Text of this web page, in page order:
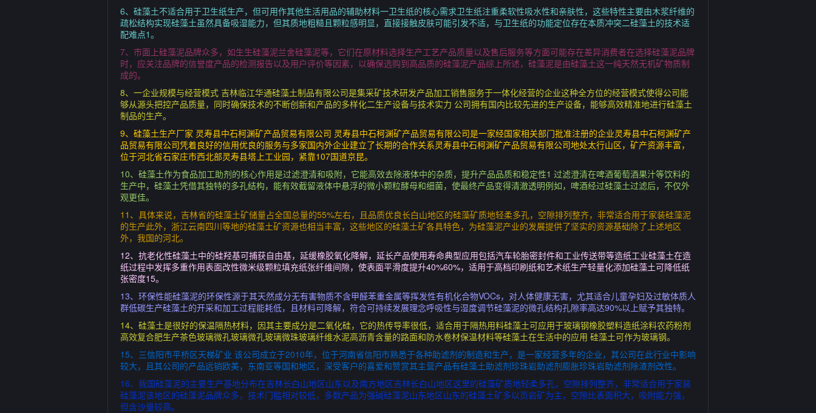
6、硅藻土不适合用于卫生纸生产，但可用作其他生活用品的辅助材料一卫生纸的核心需求卫生纸注重柔软性吸水性和亲肤性，这些特性主要由木浆纤维的
疏松结构实现硅藻土虽然具备吸湿能力，但其质地粗糙且颗粒感明显，直接接触皮肤可能引发不适，与卫生纸的功能定位存在本质冲突二硅藻土的技术适
配难点1。
7、市面上硅藻泥品牌众多，如生生硅藻泥兰舍硅藻泥等，它们在原材料选择生产工艺产品质量以及售后服务等方面可能存在差异消费者在选择硅藻泥品牌
时，应关注品牌的信誉度产品的检测报告以及用户评价等因素，以确保选购到高品质的硅藻泥产品综上所述，硅藻泥是由硅藻土这一纯天然无机矿物质制
成的。
8、一企业规模与经营模式 吉林临江华通硅藻土制品有限公司是集采矿技术研发产品加工销售服务于一体化经营的企业这种全方位的经营模式使得公司能
够从源头把控产品质量，同时确保技术的不断创新和产品的多样化二生产设备与技术实力 公司拥有国内比较先进的生产设备，能够高效精准地进行硅藻土
制品的生产。
9、硅藻土生产厂家 灵寿县中石柯渊矿产品贸易有限公司 灵寿县中石柯渊矿产品贸易有限公司是一家经国家相关部门批准注册的企业灵寿县中石柯渊矿产
品贸易有限公司凭着良好的信用优良的服务与多家国内外企业建立了长期的合作关系灵寿县中石柯渊矿产品贸易有限公司地处太行山区，矿产资源丰富，
位于河北省石家庄市西北部灵寿县塔上工业园，紧靠107国道京昆。
10、硅藻土作为食品加工助剂的核心作用是过滤澄清和吸附，它能高效去除液体中的杂质，提升产品品质和稳定性1 过滤澄清在啤酒葡萄酒果汁等饮料的
生产中，硅藻土凭借其独特的多孔结构，能有效截留液体中悬浮的微小颗粒酵母和细菌，使最终产品变得清澈透明例如，啤酒经过硅藻土过滤后，不仅外
观更佳。
11、具体来说，吉林省的硅藻土矿储量占全国总量的55%左右，且品质优良长白山地区的硅藻矿质地轻柔多孔，空隙排列整齐，非常适合用于家装硅藻泥
的生产此外，浙江云南四川等地的硅藻土矿资源也相当丰富，这些地区的硅藻土矿各具特色，为硅藻泥产业的发展提供了坚实的资源基础除了上述地区
外，我国的河北。
12、抗老化性硅藻土中的硅羟基可捕获自由基，延缓橡胶氧化降解，延长产品使用寿命典型应用包括汽车轮胎密封件和工业传送带等造纸工业硅藻土在造
纸过程中发挥多重作用表面改性微米级颗粒填充纸张纤维间隙，使表面平滑度提升40%60%，适用于高档印刷纸和艺术纸生产轻量化添加硅藻土可降低纸
张密度15。
13、环保性能硅藻泥的环保性源于其天然成分无有害物质不含甲醛苯重金属等挥发性有机化合物VOCs，对人体健康无害，尤其适合儿童孕妇及过敏体质人
群低碳生产硅藻土的开采和加工过程能耗低，且材料可降解，符合可持续发展理念呼吸性与湿度调节硅藻泥的微孔结构孔隙率高达90%以上赋予其独特。
14、硅藻土是很好的保温隔热材料，因其主要成分是二氧化硅，它的热传导率很低，适合用于隔热用料硅藻土可应用于玻璃钢橡胶塑料造纸涂料农药粉剂
高效复合肥生产茶色玻璃微孔玻璃微孔玻璃微珠玻璃纤维水泥高沥青含量的路面和防水卷材保温材料等硅藻土在生活中的应用 硅藻土可作为玻璃钢。
15、三信阳市平桥区天梯矿业 该公司成立于2010年，位于河南省信阳市熟悉于各种助滤剂的制造和生产，是一家经营多年的企业，其公司在此行业中影响
较大，且其公司的产品远销欧美，东南亚等国和地区，深受客户的喜爱和赞赏其主营产品有硅藻土助滤剂珍珠岩助滤剂膨胀珍珠岩助滤剂除渣剂改性。
16、我国硅藻泥的主要生产基地分布在吉林长白山地区山东以及南方地区吉林长白山地区这里的硅藻矿质地轻柔多孔，空隙排列整齐，非常适合用于家装
硅藻泥该地区的硅藻泥品牌众多，技术门槛相对较低，多数产品为强碱硅藻泥山东地区山东的硅藻土矿多以页岩矿为主，空隙比表面积大，吸附能力强，
但含沙量较高。